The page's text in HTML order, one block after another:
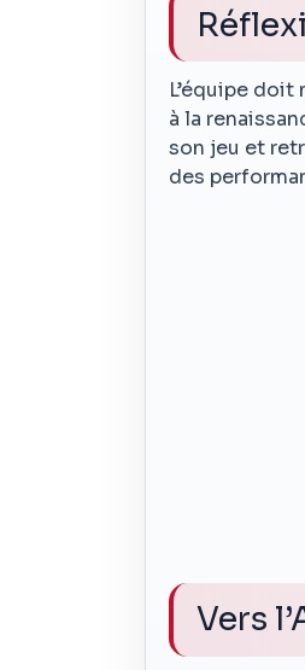
L’équipe
à la
son jeu et
des
Vers